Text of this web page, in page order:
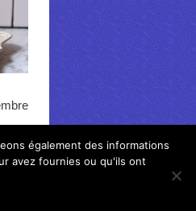
également des informations
avez fournies ou qu'ils ont